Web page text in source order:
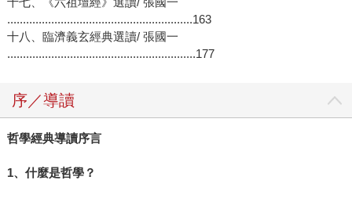
...........................................................163
十八、臨濟義玄經典選讀/ 張國一
............................................................177
序／導讀
哲學經典導讀序言
1、什麼是哲學？